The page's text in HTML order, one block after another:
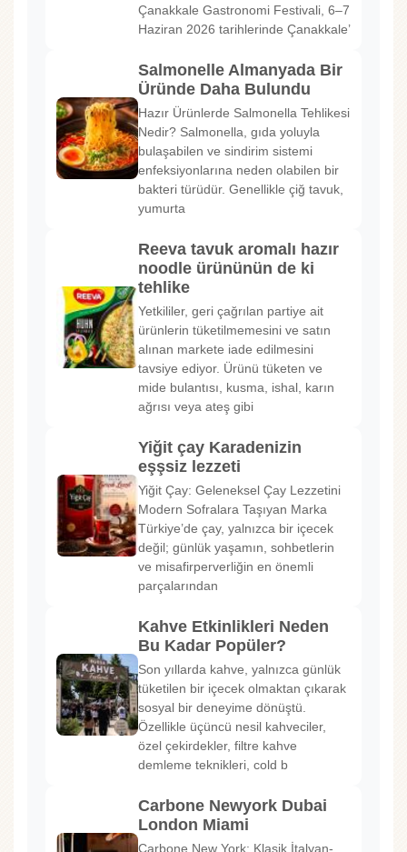
Çanakkale Gastronomi Festivali, 6–7
Haziran 2026 tarihlerinde Çanakkale’
Salmonelle Almanyada Bir
Üründe Daha Bulundu
Hazır Ürünlerde Salmonella Tehlikesi
Nedir? Salmonella, gıda yoluyla
bulaşabilen ve sindirim sistemi
enfeksiyonlarına neden olabilen bir
bakteri türüdür. Genellikle çiğ tavuk,
yumurta
Reeva tavuk aromalı hazır
noodle ürününün de ki
tehlike
Yetkililer, geri çağrılan partiye ait
ürünlerin tüketilmemesini ve satın
alınan markete iade edilmesini
tavsiye ediyor. Ürünü tüketen ve
mide bulantısı, kusma, ishal, karın
ağrısı veya ateş gibi
Yiğit çay Karadenizin
eşşsiz lezzeti
Yiğit Çay: Geleneksel Çay Lezzetini
Modern Sofralara Taşıyan Marka
Türkiye’de çay, yalnızca bir içecek
değil; günlük yaşamın, sohbetlerin
ve misafirperverliğin en önemli
parçalarından
Kahve Etkinlikleri Neden
Bu Kadar Popüler?
Son yıllarda kahve, yalnızca günlük
tüketilen bir içecek olmaktan çıkarak
sosyal bir deneyime dönüştü.
Özellikle üçüncü nesil kahveciler,
özel çekirdekler, filtre kahve
demleme teknikleri, cold b
Carbone Newyork Dubai
London Miami
Carbone New York: Klasik İtalyan-